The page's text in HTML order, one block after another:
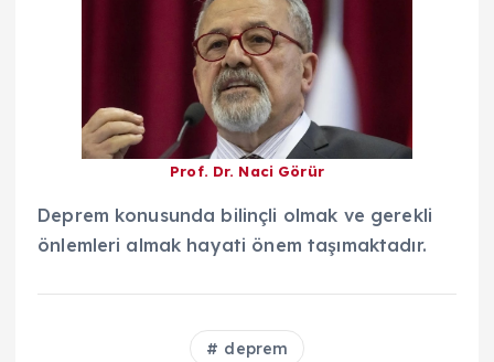
Prof. Dr. Naci Görür
Deprem konusunda bilinçli olmak ve gerekli
önlemleri almak hayati önem taşımaktadır.
deprem